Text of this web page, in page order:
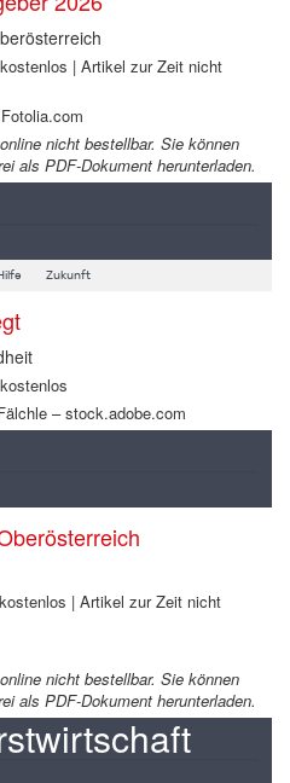
| Artikel zur Zeit nicht
nicht bestellbar. Sie können
als PDF-Dokument herunterladen.
Zukunft
– stock.adobe.com
| Artikel zur Zeit nicht
nicht bestellbar. Sie können
als PDF-Dokument herunterladen.